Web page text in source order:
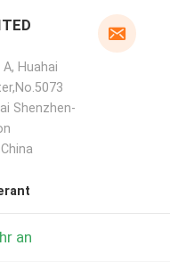
Huahai
Shenzhen-
an